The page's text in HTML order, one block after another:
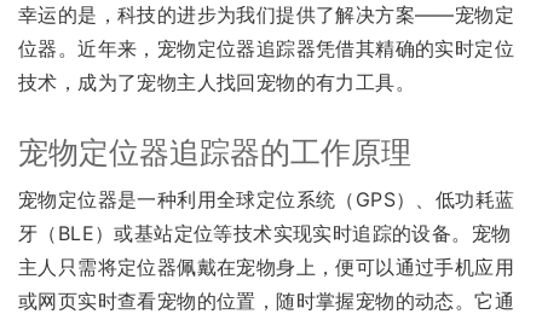
幸运的是，科技的进步为我们提供了解决方案——宠物定
位器。近年来，宠物定位器追踪器凭借其精确的实时定位
技术，成为了宠物主人找回宠物的有力工具。
宠物定位器追踪器的工作原理
宠物定位器是一种利用全球定位系统（GPS）、低功耗蓝
牙（BLE）或基站定位等技术实现实时追踪的设备。宠物
主人只需将定位器佩戴在宠物身上，便可以通过手机应用
或网页实时查看宠物的位置，随时掌握宠物的动态。它通